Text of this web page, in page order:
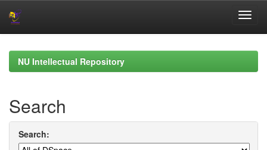
navigationNU Intellectual Repository
Search
Search: